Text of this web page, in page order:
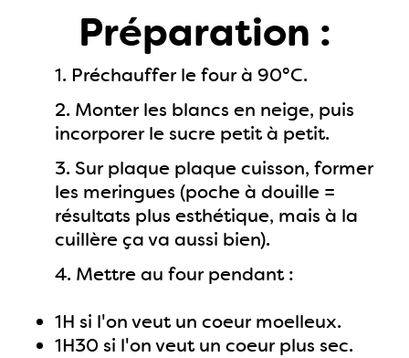
Préparation :
1. Préchauffer le four à 90°C.
2. Monter les blancs en neige, puis
incorporer le sucre petit à petit.
3. Sur plaque plaque cuisson, former
les meringues (poche à douille =
résultats plus esthétique, mais à la
cuillère ça va aussi bien).
4. Mettre au four pendant :
1H si l'on veut un coeur moelleux.
1H30 si l'on veut un coeur plus sec.